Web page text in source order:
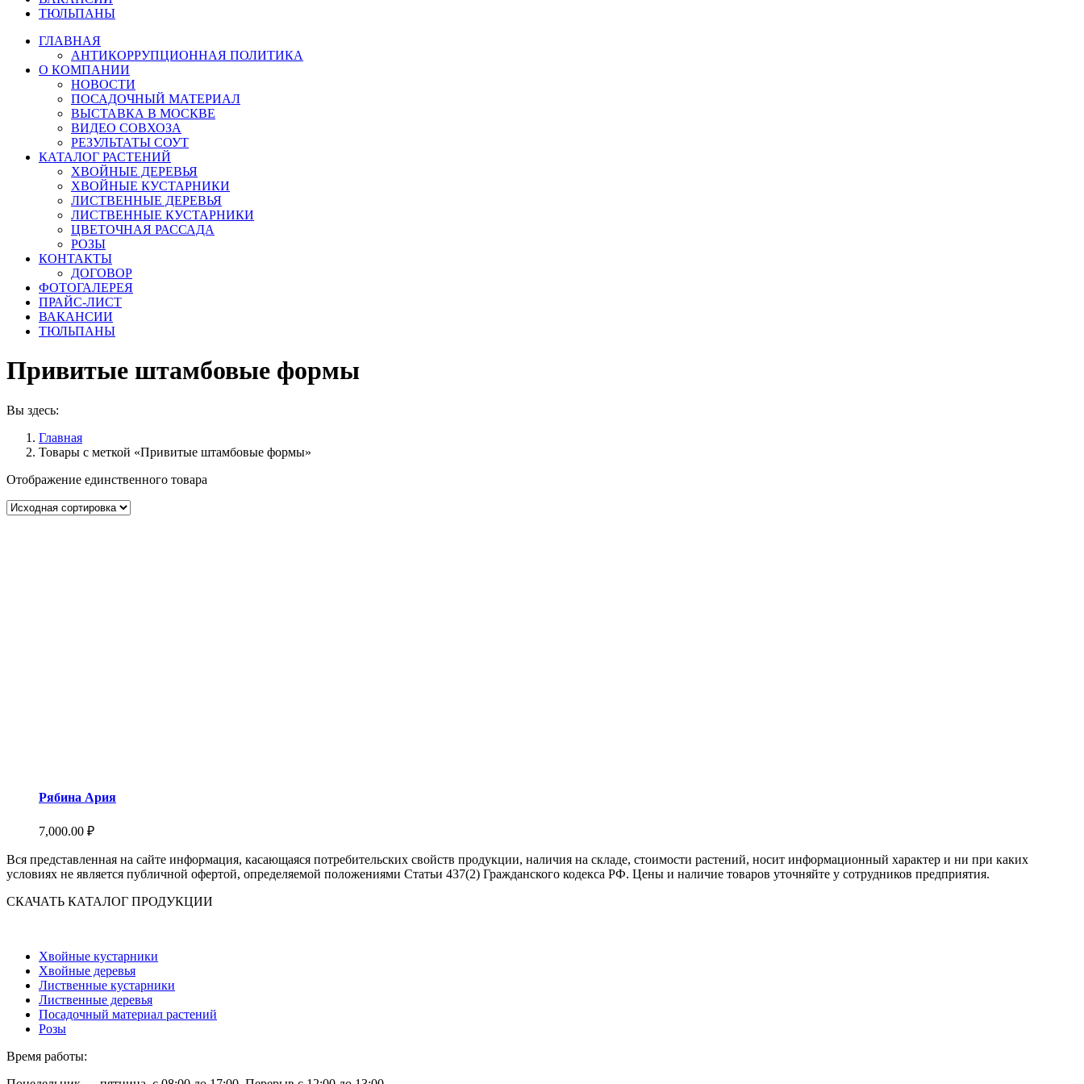
ТЮЛЬПАНЫ
ГЛАВНАЯ
АНТИКОРРУПЦИОННАЯ ПОЛИТИКА
О КОМПАНИИ
НОВОСТИ
ПОСАДОЧНЫЙ МАТЕРИАЛ
ВЫСТАВКА В МОСКВЕ
ВИДЕО СОВХОЗА
РЕЗУЛЬТАТЫ СОУТ
КАТАЛОГ РАСТЕНИЙ
ХВОЙНЫЕ ДЕРЕВЬЯ
ХВОЙНЫЕ КУСТАРНИКИ
ЛИСТВЕННЫЕ ДЕРЕВЬЯ
ЛИСТВЕННЫЕ КУСТАРНИКИ
ЦВЕТОЧНАЯ РАССАДА
РОЗЫ
КОНТАКТЫ
ДОГОВОР
ФОТОГАЛЕРЕЯ
ПРАЙС-ЛИСТ
ВАКАНСИИ
ТЮЛЬПАНЫ
Привитые штамбовые формы
Вы здесь:
Главная
Товары с меткой «Привитые штамбовые формы»
Отображение единственного товара
Рябина Ария
7,000.00 ₽
Вся представленная на сайте информация, касающаяся потребительских свойств продукции, наличия на складе, стоимости растений, носит информационный характер и ни при каких
условиях не является публичной офертой, определяемой положениями Статьи 437(2) Гражданского кодекса РФ. Цены и наличие товаров уточняйте у сотрудников предприятия.
СКАЧАТЬ КАТАЛОГ ПРОДУКЦИИ
Хвойные кустарники
Хвойные деревья
Лиственные кустарники
Лиственные деревья
Посадочный материал растений
Розы
Время работы: